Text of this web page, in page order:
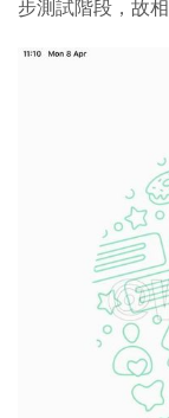
步測試階段，故